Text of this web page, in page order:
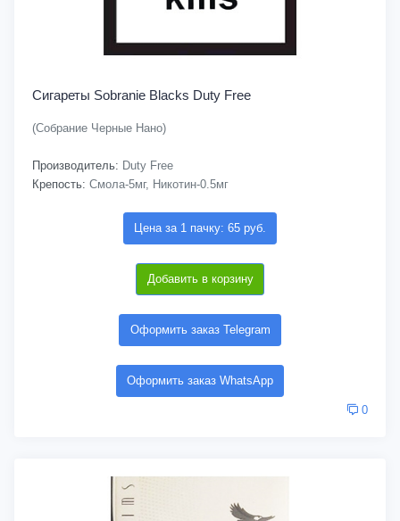
Сигареты Sobranie Blacks Duty Free
(Собрание Черные Нано)
Производитель: Duty Free
Крепость: Смола-5мг, Никотин-0.5мг
Цена за 1 пачку: 65 руб.
Добавить в корзину
Оформить заказ Telegram
Оформить заказ WhatsApp
0